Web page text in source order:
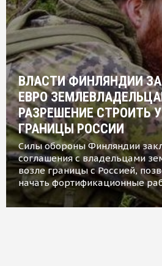
ВЛАСТИ ФИНЛЯНДИИ
ЕВРО
РАЗРЕШЕНИЕ СТРОИТЬ
ГРАНИЦЫ РОССИИ
Силы обороны Финляндии
соглашения с владельцами
возле границы с Россией,
начать фортификационные